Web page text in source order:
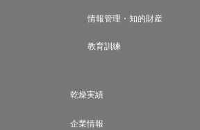
情報管理・知的財産
教育訓練
乾燥実績
企業情報